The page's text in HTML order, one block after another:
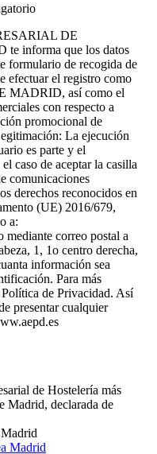
DE
informa que los datos
formulario de recogida de
efectuar el registro como
MADRID, así como el
con respecto a
promocional de
La ejecución
es parte y el
caso de aceptar la casilla
comunicaciones
derechos reconocidos en
(UE) 2016/679,
a:
mediante correo postal a
1, 1o centro derecha,
información sea
Para más
de Privacidad. Así
presentar cualquier
de Hostelería más
Madrid, declarada de